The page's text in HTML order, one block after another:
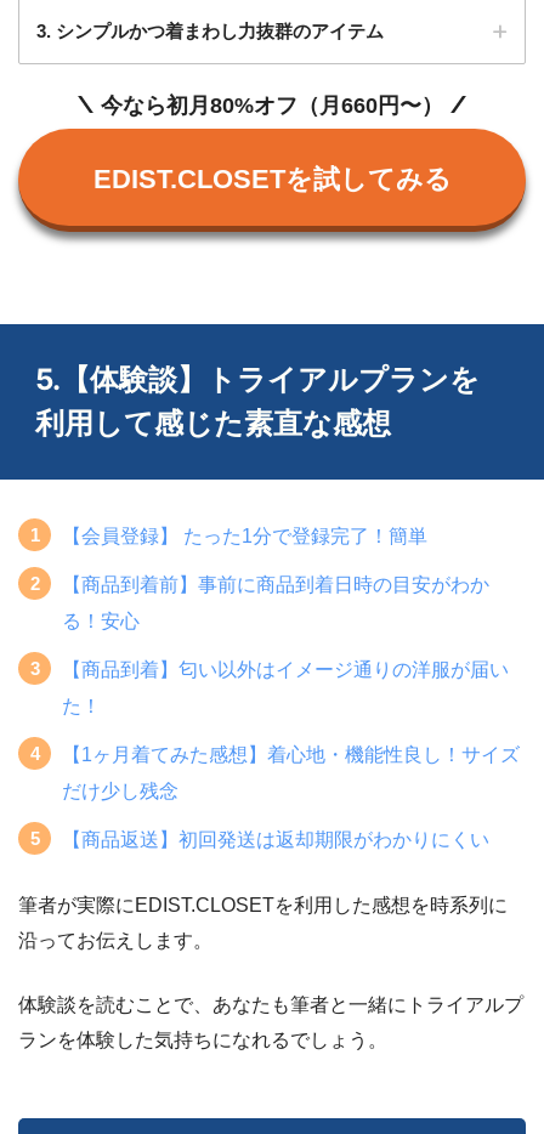
ライター小田
次の洋服が届くまで、1着も手元にないの
今なら初月80%オフ（月660円〜）
EDIST.CLOSETを試してみる
ファッション
ライター小田
気になる服はなるべく早く押さえるようにして
公式サイト：
エアクローゼット
のパーソナルスタイリング」 まで行っています。
幅広い層にオススメできるコーデを揃えており、
EDIST.CLOSETの利用を考えている 30〜50代の方にもオ
ススメです。
S・XSサイズ参考
B W H
こだわりポイント
下着が透けない
3. シンプルかつ着まわし力抜群のアイテム
今なら初月80%オフ（月660円〜）
EDIST.CLOSETを試してみる
5.【体験談】トライアルプランを
利用して感じた素直な感想
【会員登録】 たった1分で登録完了！簡単
【商品到着前】事前に商品到着日時の目安がわか
る！安心
【商品到着】匂い以外はイメージ通りの洋服が届い
た！
【1ヶ月着てみた感想】着心地・機能性良し！サイズ
だけ少し残念
【商品返送】初回発送は返却期限がわかりにくい
筆者が実際にEDIST.CLOSETを利用した感想を時系列に
沿ってお伝えします。
体験談を読むことで、あなたも筆者と一緒にトライアルプ
ランを体験した気持ちになれるでしょう。